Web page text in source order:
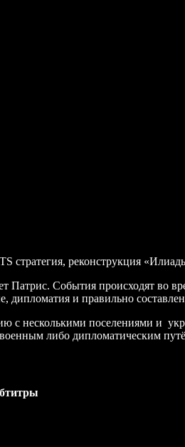
стратегия, реконструкция
Патрис. События происходят во
и правильно
с несколькими поселениями и
либо дипломатическим